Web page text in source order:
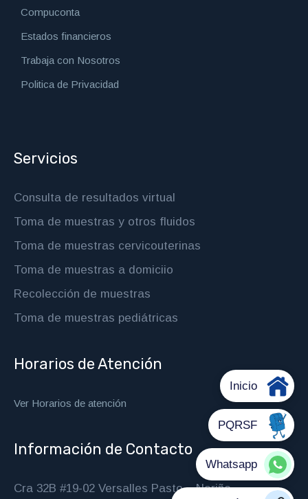
Compuconta
Estados financieros
Trabaja con Nosotros
Politica de Privacidad
Servicios
Consulta de resultados virtual
Toma de muestras y otros fluidos
Toma de muestras cervicouterinas
Toma de muestras a domiciio
Recolección de muestras
Toma de muestras pediátricas
Horarios de Atención
Ver Horarios de atención
Información de Contacto
Cra 32B #19-02 Versalles Pasto – Nariño